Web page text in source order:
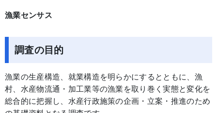
漁業センサス
調査の目的
漁業の生産構造、就業構造を明らかにするとともに、漁
村、水産物流通・加工業等の漁業を取り巻く実態と変化を
総合的に把握し、水産行政施策の企画・立案・推進のため